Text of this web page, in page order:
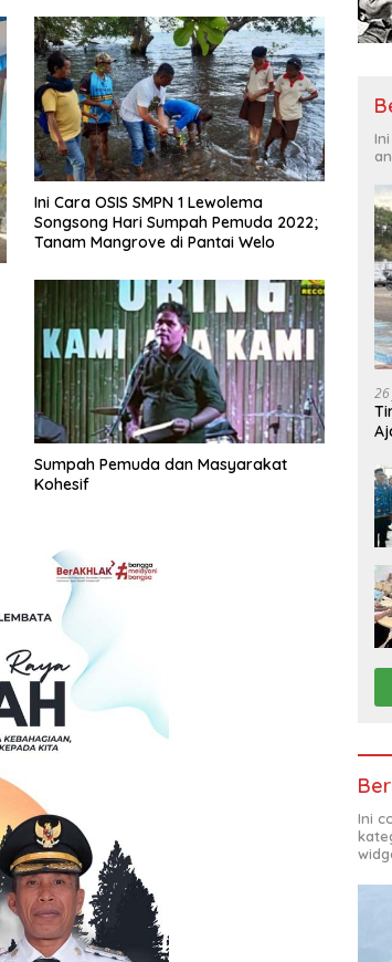
Ini Cara OSIS SMPN 1 Lewolema
Songsong Hari Sumpah Pemuda 2022;
Tanam Mangrove di Pantai Welo
Sumpah Pemuda dan Masyarakat
Kohesif
Ini